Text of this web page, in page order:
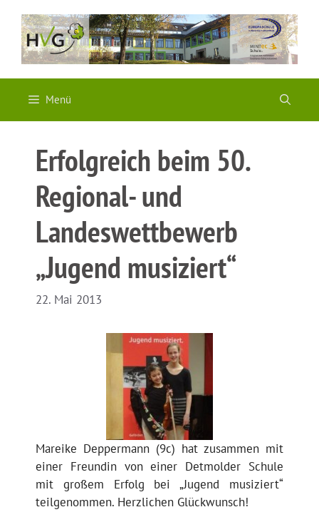
Inhalt
springen
Menü
Erfolgreich beim 50.
Regional- und
Landeswettbewerb
„Jugend musiziert“
22. Mai 2013
Mareike Deppermann (9c) hat zusammen mit
einer Freundin von einer Detmolder Schule
mit großem Erfolg bei „Jugend musiziert“
teilgenommen. Herzlichen Glückwunsch!